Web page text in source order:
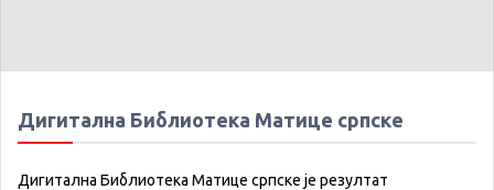
Дигитална Библиотека Матице српске
Дигитална Библиотека Матице српске је резултат